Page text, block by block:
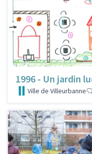
1996 - Un jardin
Ville de Villeurbanne